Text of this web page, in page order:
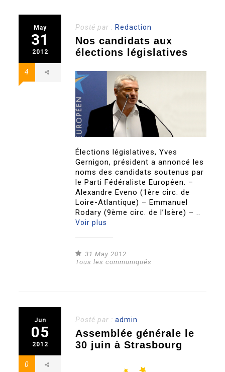
May
31
2012
4
Posté par : Redaction
Nos candidats aux
élections législatives
Élections législatives, Yves
Gernigon, président a annoncé les
noms des candidats soutenus par
le Parti Fédéraliste Européen. –
Alexandre Eveno (1ère circ. de
Loire-Atlantique) – Emmanuel
Rodary (9ème circ. de l’Isère) – ..
Voir plus
31 May 2012
Tous les communiqués
Jun
05
2012
0
Posté par :admin
Assemblée générale le
30 juin à Strasbourg